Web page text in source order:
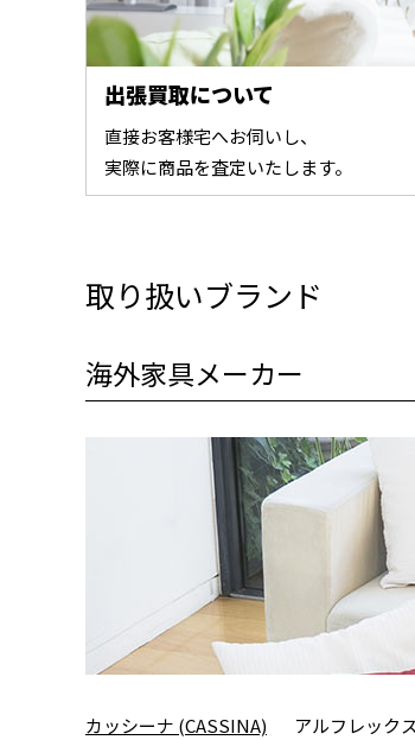
出張買取について
直接お客様宅へお伺いし、
実際に商品を査定いたします。
取り扱いブランド
海外家具メーカー
カッシーナ (CASSINA) アルフレック